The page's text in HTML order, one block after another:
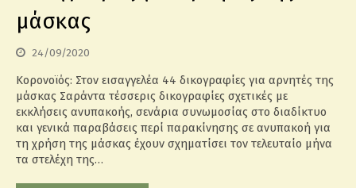
μάσκας
24/09/2020
Κορονοϊός: Στον εισαγγελέα 44 δικογραφίες για αρνητές της
μάσκας Σαράντα τέσσερις δικογραφίες σχετικές με
εκκλήσεις ανυπακοής, σενάρια συνωμοσίας στο διαδίκτυο
και γενικά παραβάσεις περί παρακίνησης σε ανυπακοή για
τη χρήση της μάσκας έχουν σχηματίσει τον τελευταίο μήνα
τα στελέχη της…